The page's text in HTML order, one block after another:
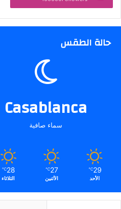
حالة الطقس
Casablanca
سماء صافية
29
℃
الأحد
27
℃
الأثنين
28
℃
الثلاثاء